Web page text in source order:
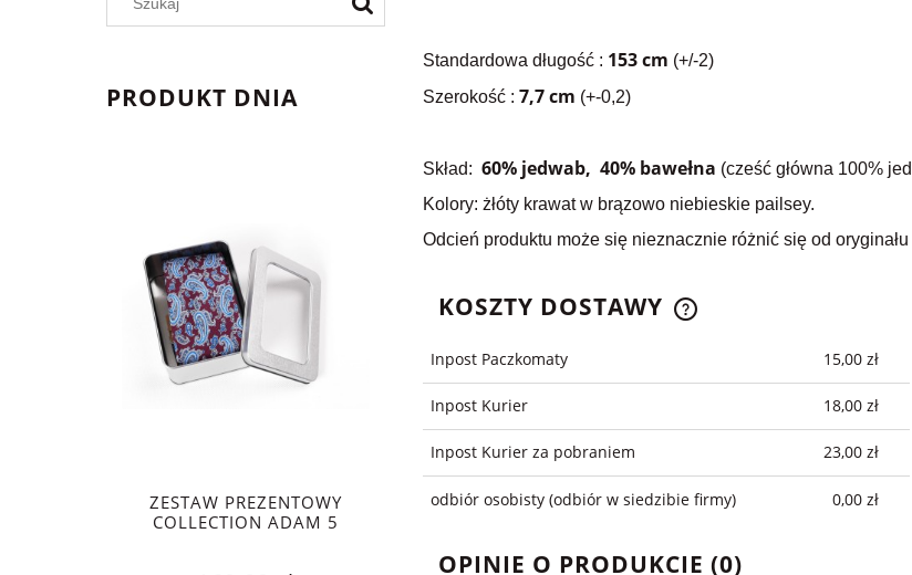
PRODUKT DNIA
ZESTAW PREZENTOWY
COLLECTION ADAM 5
Standardowa długość : 153 cm (+/-2)
Szerokość : 7,7 cm (+-0,2)
Skład: 60% jedwab, 40% bawełna (cześć główna 100%
Kolory: żłóty krawat w brązowo niebieskie pailsey.
Odcień produktu może się nieznacznie różnić się od
KOSZTY DOSTAWY
CENA NIE ZAWIERA
EWENTUALNYCH KOSZTÓW
Inpost Paczkomaty 15,00 zł
Inpost Kurier 18,00 zł
Inpost Kurier za pobraniem 23,00 zł
odbiór osobisty (odbiór w siedzibie firmy) 0,00 zł
OPINIE O PRODUKCIE (0)